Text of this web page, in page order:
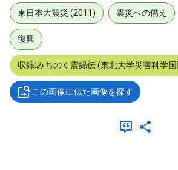
東日本大震災 (2011) 震災への備え
復興
収録:みちのく震録伝 (東北大学災害科学
この画像に似た画像を探す